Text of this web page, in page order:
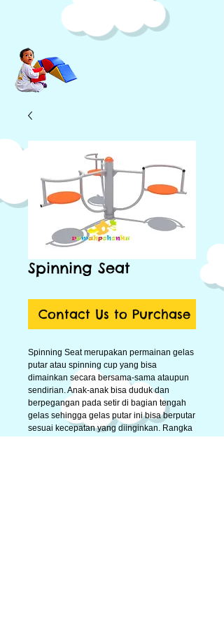
Spinning Seat
Contact Us to Purchase
Spinning Seat merupakan permainan gelas
putar atau spinning cup yang bisa
dimainkan secara bersama-sama ataupun
sendirian. Anak-anak bisa duduk dan
berpegangan pada setir di bagian tengah
gelas sehingga gelas putar ini bisa berputar
sesuai kecepatan yang diinginkan. Rangka